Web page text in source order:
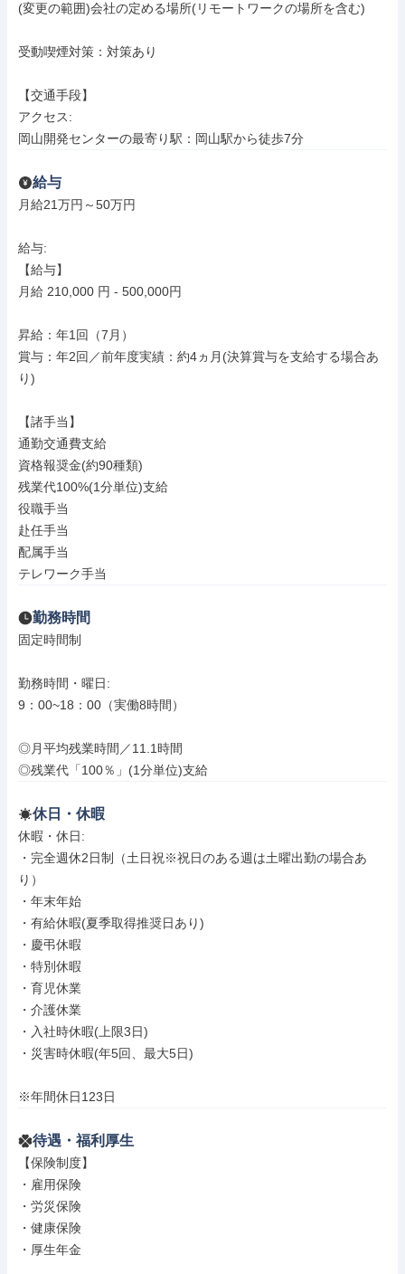
(変更の範囲)会社の定める場所(リモートワークの場所を含む)
受動喫煙対策：対策あり
【交通手段】
アクセス:
岡山開発センターの最寄り駅：岡山駅から徒歩7分
給与
月給21万円～50万円
給与:
【給与】
月給 210,000 円 - 500,000円
昇給：年1回（7月）
賞与：年2回／前年度実績：約4ヵ月(決算賞与を支給する場合あ
り)
【諸手当】
通勤交通費支給
資格報奨金(約90種類)
残業代100%(1分単位)支給
役職手当
赴任手当
配属手当
テレワーク手当
勤務時間
固定時間制
勤務時間・曜日:
9：00~18：00（実働8時間）
◎月平均残業時間／11.1時間
◎残業代「100％」(1分単位)支給
休日・休暇
休暇・休日:
・完全週休2日制（土日祝※祝日のある週は土曜出勤の場合あ
り）
・年末年始
・有給休暇(夏季取得推奨日あり)
・慶弔休暇
・特別休暇
・育児休業
・介護休業
・入社時休暇(上限3日)
・災害時休暇(年5回、最大5日)
※年間休日123日
待遇・福利厚生
【保険制度】
・雇用保険
・労災保険
・健康保険
・厚生年金